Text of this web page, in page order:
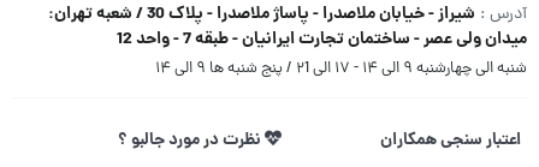
آدرس :
شیراز - خیابان ملاصدرا - پاساژ ملاصدرا - پلاک 30 / شعبه تهران:
میدان ولی عصر - ساختمان تجارت ایرانیان - طبقه 7 - واحد 12
شنبه الی چهارشنبه ۹ الی ۱۴ - ۱۷ الی ۲1 / پنج شنبه ها ۹ الی ۱۴
اعتبار سنجی همکاران
نظرت در مورد جالبو ؟